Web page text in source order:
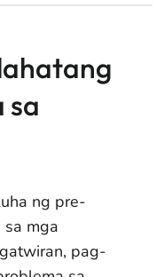
sa
ng pre-
mga
pag-